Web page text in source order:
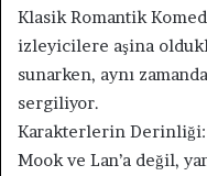
Klasik Romantik
izleyicilere aşina
sunarken, aynı
sergiliyor.
Karakterlerin Derinliği:
Mook ve Lan’a değil,